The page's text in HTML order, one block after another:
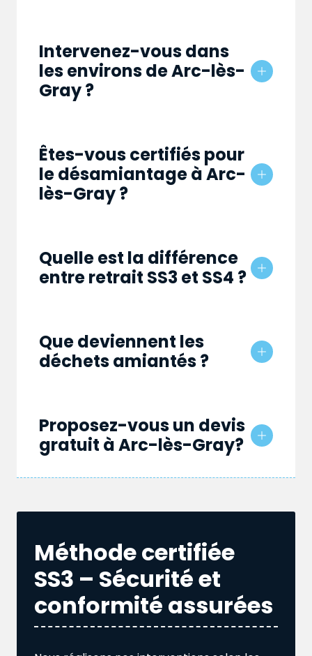
Intervenez-vous dans
les environs de Arc-lès-
Gray ?
Êtes-vous certifiés pour
le désamiantage à Arc-
lès-Gray ?
Quelle est la différence
entre retrait SS3 et SS4 ?
Que deviennent les
déchets amiantés ?
Proposez-vous un devis
gratuit à Arc-lès-Gray?
Méthode certifiée
SS3 – Sécurité et
conformité assurées